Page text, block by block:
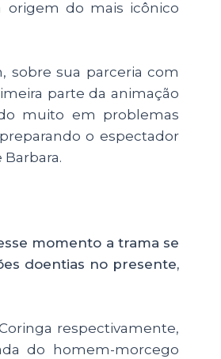
origem do mais icônico
sobre sua parceria com
parte da animação
muito em problemas
o espectador
momento a trama se
doentias no presente,
respectivamente,
do homem-morcego